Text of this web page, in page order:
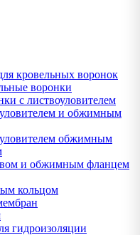
кровельных воронок
воронки
с листвоуловителем
и обжимным
обжимным
и обжимным фланцем
кольцом
гидроизоляции